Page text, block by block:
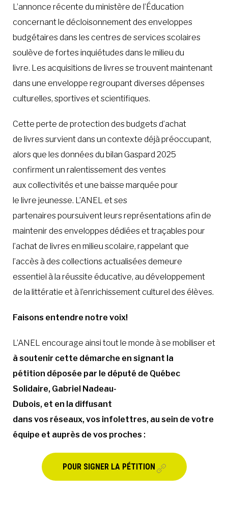
L’annonce récente du ministère de l’Éducation
concernant le décloisonnement des enveloppes
budgétaires dans les centres de services scolaires
soulève de fortes inquiétudes dans le milieu du
livre. Les acquisitions de livres se trouvent maintenant
dans une enveloppe regroupant diverses dépenses
culturelles, sportives et scientifiques.
Cette perte de protection des budgets d’achat
de livres survient dans un contexte déjà préoccupant,
alors que les données du bilan Gaspard 2025
confirment un ralentissement des ventes
aux collectivités et une baisse marquée pour
le livre jeunesse. L’ANEL et ses
partenaires poursuivent leurs représentations afin de
maintenir des enveloppes dédiées et traçables pour
l’achat de livres en milieu scolaire, rappelant que
l’accès à des collections actualisées demeure
essentiel à la réussite éducative, au développement
de la littératie et à l’enrichissement culturel des élèves.
Faisons entendre notre voix!
L’ANEL encourage ainsi tout le monde à se mobiliser et
à soutenir cette démarche en signant la
pétition déposée par le député de Québec
Solidaire, Gabriel Nadeau-
Dubois, et en la diffusant
dans vos réseaux, vos infolettres, au sein de votre
équipe et auprès de vos proches :
POUR SIGNER LA PÉTITION